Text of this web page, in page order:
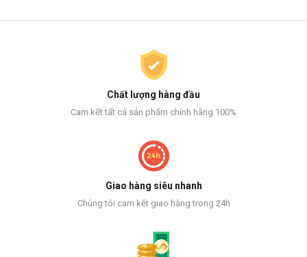
Chất lượng hàng đầu
Cam kết tất cả sản phẩm chính hãng 100%
Giao hàng siêu nhanh
Chúng tôi cam kết giao hàng trong 24h